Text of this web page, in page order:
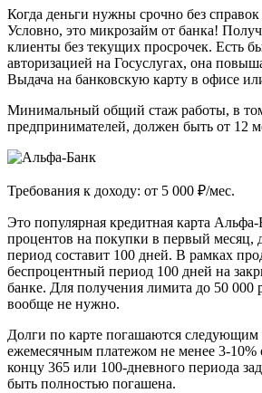
Когда деньги нужны срочно без справок
Условно, это микрозайм от банка!
клиенты без текущих просрочек. Есть
авторизацией на Госуслугах, она
Выдача на банковскую карту в офисе
Минимальный общий стаж работы, в
предпринимателей, должен быть от 12
Требования к доходу: от 5 000 ₽/мес.
Это популярная кредитная карта
процентов на покупки в первый месяц,
период составит 100 дней. В рамках
беспроцентный период 100 дней на
банке. Для получения лимита до 50 000
вообще не нужно.
Долги по карте погашаются следующим
ежемесячным платежом не менее 3-10%
концу 365 или 100-дневного периода
быть полностью погашена.